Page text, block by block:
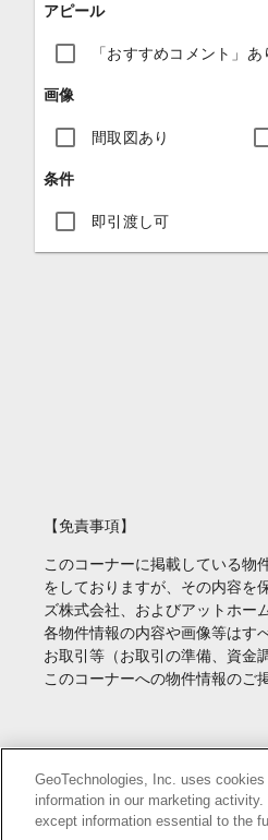
アピール
「おすすめコメント」あ
画像
間取図あり
条件
即引渡し可
【免責事項】
このコーナーに掲載している物
をしておりますが、その内容を
ズ株式会社、およびアットホー
各物件情報の内容や画像等はす
お取引等（お取引の準備、資金
このコーナーへの物件情報のご
Copyright(c) At Home Co.,Ltd. このサイト
本ページはプロモーションが含
GeoTechnologies, Inc. uses
information in our marketing
except information essential to the